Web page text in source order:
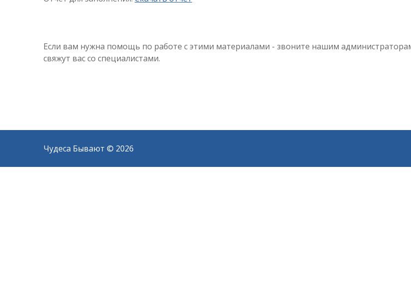
Если вам нужна помощь по работе с этими материалами - звоните нашим
свяжут вас со специалистами.
Чудеса Бывают © 2026